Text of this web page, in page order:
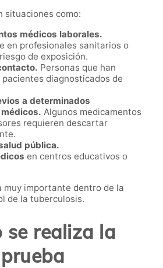
situaciones como:
médicos laborales.
en profesionales sanitarios o
de exposición.
Personas que han
diagnosticados de
a determinados
Algunos medicamentos
requieren descartar
pública.
en centros educativos o
muy importante dentro de la
de la tuberculosis.
se realiza la
prueba